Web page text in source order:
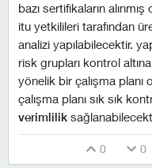
bazı sertifikaların
i̇tu yetkilileri tarafından
analizi yapılabilecektir.
risk grupları kontrol
yönelik bir çalışma planı
çalışma planı sık sık
verimlilik
0 0